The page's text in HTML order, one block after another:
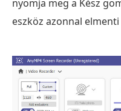
nyomja meg a Kész
eszköz azonnal